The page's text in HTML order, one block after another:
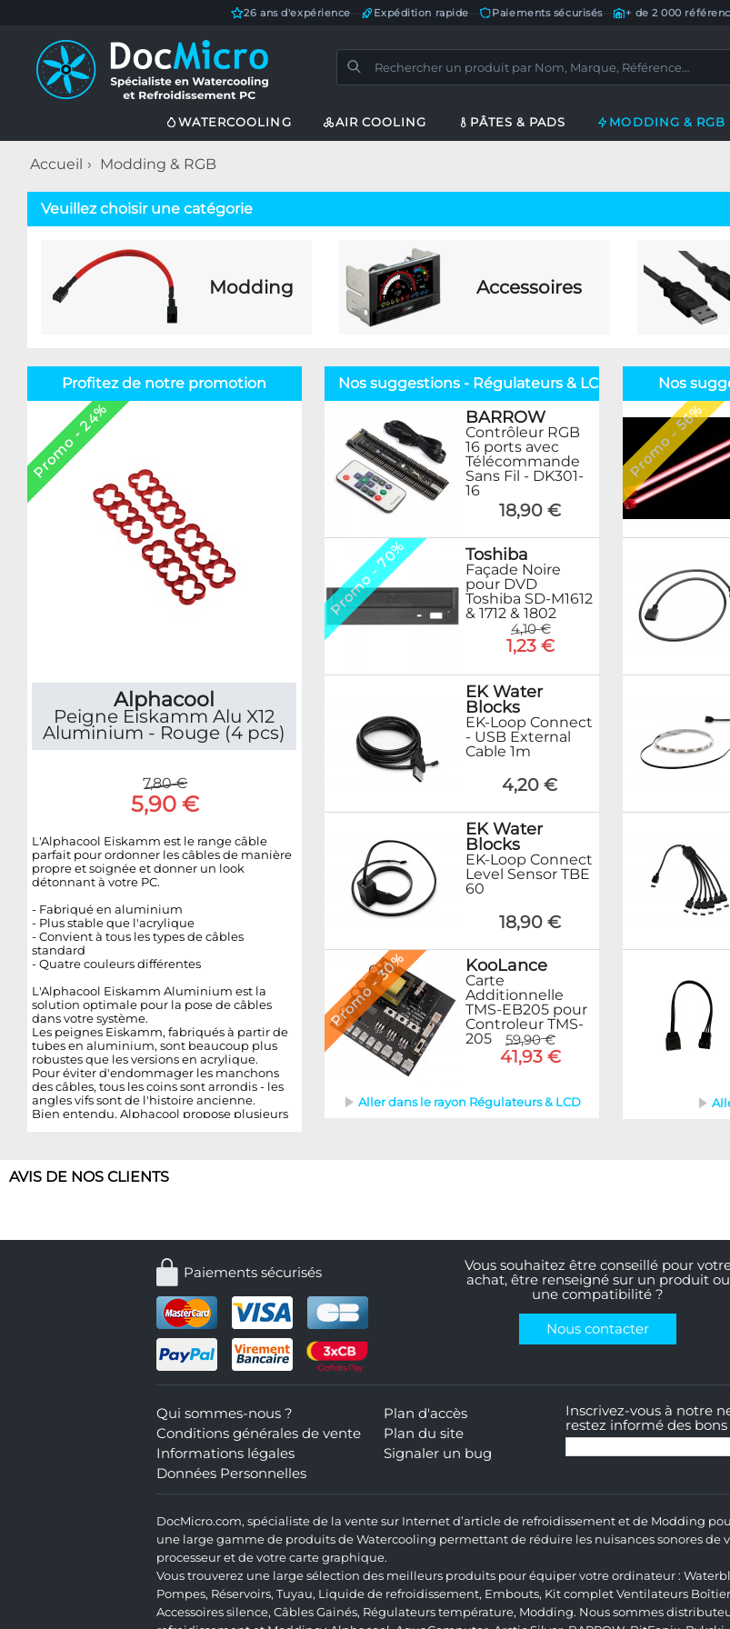
26 ans d'expérience Expédition rapide Paiements sécurisés— + de 2 000
WATERCOOLING AIR COOLING PÂTES & PADS MODDING & RGB
Accueil Modding & RGB
Veuillez choisir une catégorie
Modding Accessoires
Profitez de notre promotion
Promo - 24%
Alphacool
Peigne Eiskamm Alu X12
Aluminium - Rouge (4 pcs)
7,80 €
5,90 €
L'Alphacool Eiskamm est le range câble
parfait pour ordonner les câbles de manière
propre et soignée et donner un look
détonnant à votre PC.
- Fabriqué en aluminium
- Plus stable que l'acrylique
- Convient à tous les types de câbles
standard
- Quatre couleurs différentes
L'Alphacool Eiskamm Aluminium est la
solution optimale pour la pose de câbles
dans votre système.
Les peignes Eiskamm, fabriqués à partir de
tubes en aluminium, sont beaucoup plus
robustes que les versions en acrylique.
Pour éviter d'endommager les manchons
des câbles, tous les coins sont arrondis - les
angles vifs sont de l'histoire ancienne.
Bien entendu, Alphacool propose plusieurs
Nos suggestions - Régulateurs & LCD
BARROW
Contrôleur RGB
16 ports avec
Télécommande
Sans Fil - DK301-
16
18,90 €
Promo - 70% Toshiba
Façade Noire
pour DVD
Toshiba SD-M1612
& 1712 & 1802
4,10 €
1,23 €
EK Water
Blocks
EK-Loop Connect
- USB External
Cable 1m
4,20 €
EK Water
Blocks
EK-Loop Connect
Level Sensor TBE
60
18,90 €
Promo - 30% KooLance
Carte
Additionnelle
TMS-EB205 pour
Controleur TMS-
205
59,90 €
41,93 €
Aller dans le rayon Régulateurs & LCD
Nos
Promo - 56%
AVIS DE NOS CLIENTS
Paiements sécurisés
Vous souhaitez être conseillé pour
achat, être renseigné sur un produit ou
une compatibilité ?
Nous contacter
Qui sommes-nous ?
Conditions générales de vente
Informations légales
Données Personnelles
Plan d'accès
Plan du site
Signaler un bug
Inscrivez-vous à notre
restez informé des bons
DocMicro.com, spécialiste de la vente sur Internet d’article de refroidissement et de Modding
une large gamme de produits de Watercooling permettant de réduire les nuisances sonores de
processeur et de votre carte graphique.
Vous trouverez une large sélection des meilleurs produits pour équiper votre ordinateur :
Pompes, Réservoirs, Tuyau, Liquide de refroidissement, Embouts, Kit complet Ventilateurs
Accessoires silence, Câbles Gainés, Régulateurs température, Modding. Nous sommes